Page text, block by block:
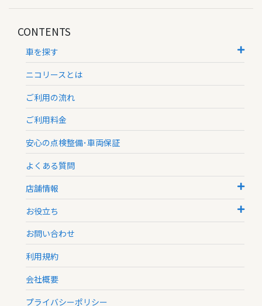
CONTENTS
車を探す
ニコリースとは
ご利用の流れ
ご利用料金
安心の点検整備･車両保証
よくある質問
店舗情報
お役立ち
お問い合わせ
利用規約
会社概要
プライバシーポリシー